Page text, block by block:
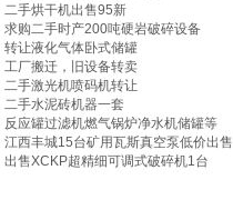
二手烘干机出售95新
求购二手时产200吨硬岩破碎设备
转让液化气体卧式储罐
工厂搬迁，旧设备转卖
二手激光机喷码机转让
二手水泥砖机器一套
反应罐过滤机燃气锅炉净水机储罐等
江西丰城15台矿用瓦斯真空泵低价出售
出售XCKP超精细可调式破碎机1台